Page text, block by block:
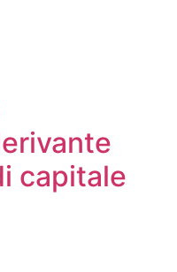
capitale